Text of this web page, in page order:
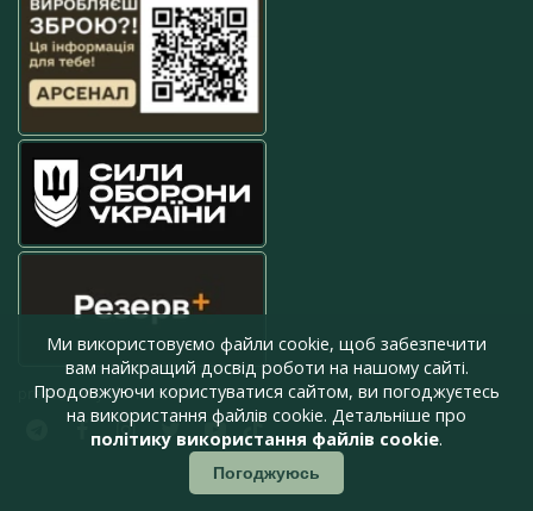
press@armyinform.com.ua
Ми використовуємо файли cookie, щоб забезпечити
вам найкращий досвід роботи на нашому сайті.
Продовжуючи користуватися сайтом, ви погоджуєтесь
на використання файлів cookie. Детальніше про
політику використання файлів cookie.
Погоджуюсь